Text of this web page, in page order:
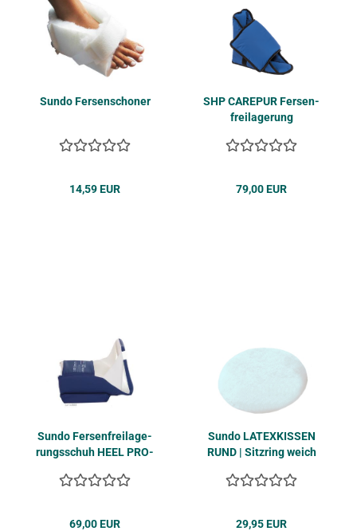
Sundo Fer­sen­scho­ner
14,59 EUR
SHP CA­RE­PUR Fer­sen­
frei­la­ge­rung
79,00 EUR
Sundo Fer­sen­frei­la­ge­
rungs­schuh HEEL PRO­
69,00 EUR
Sundo LA­TEX­KIS­SEN
RUND | Sitz­ring weich
29,95 EUR